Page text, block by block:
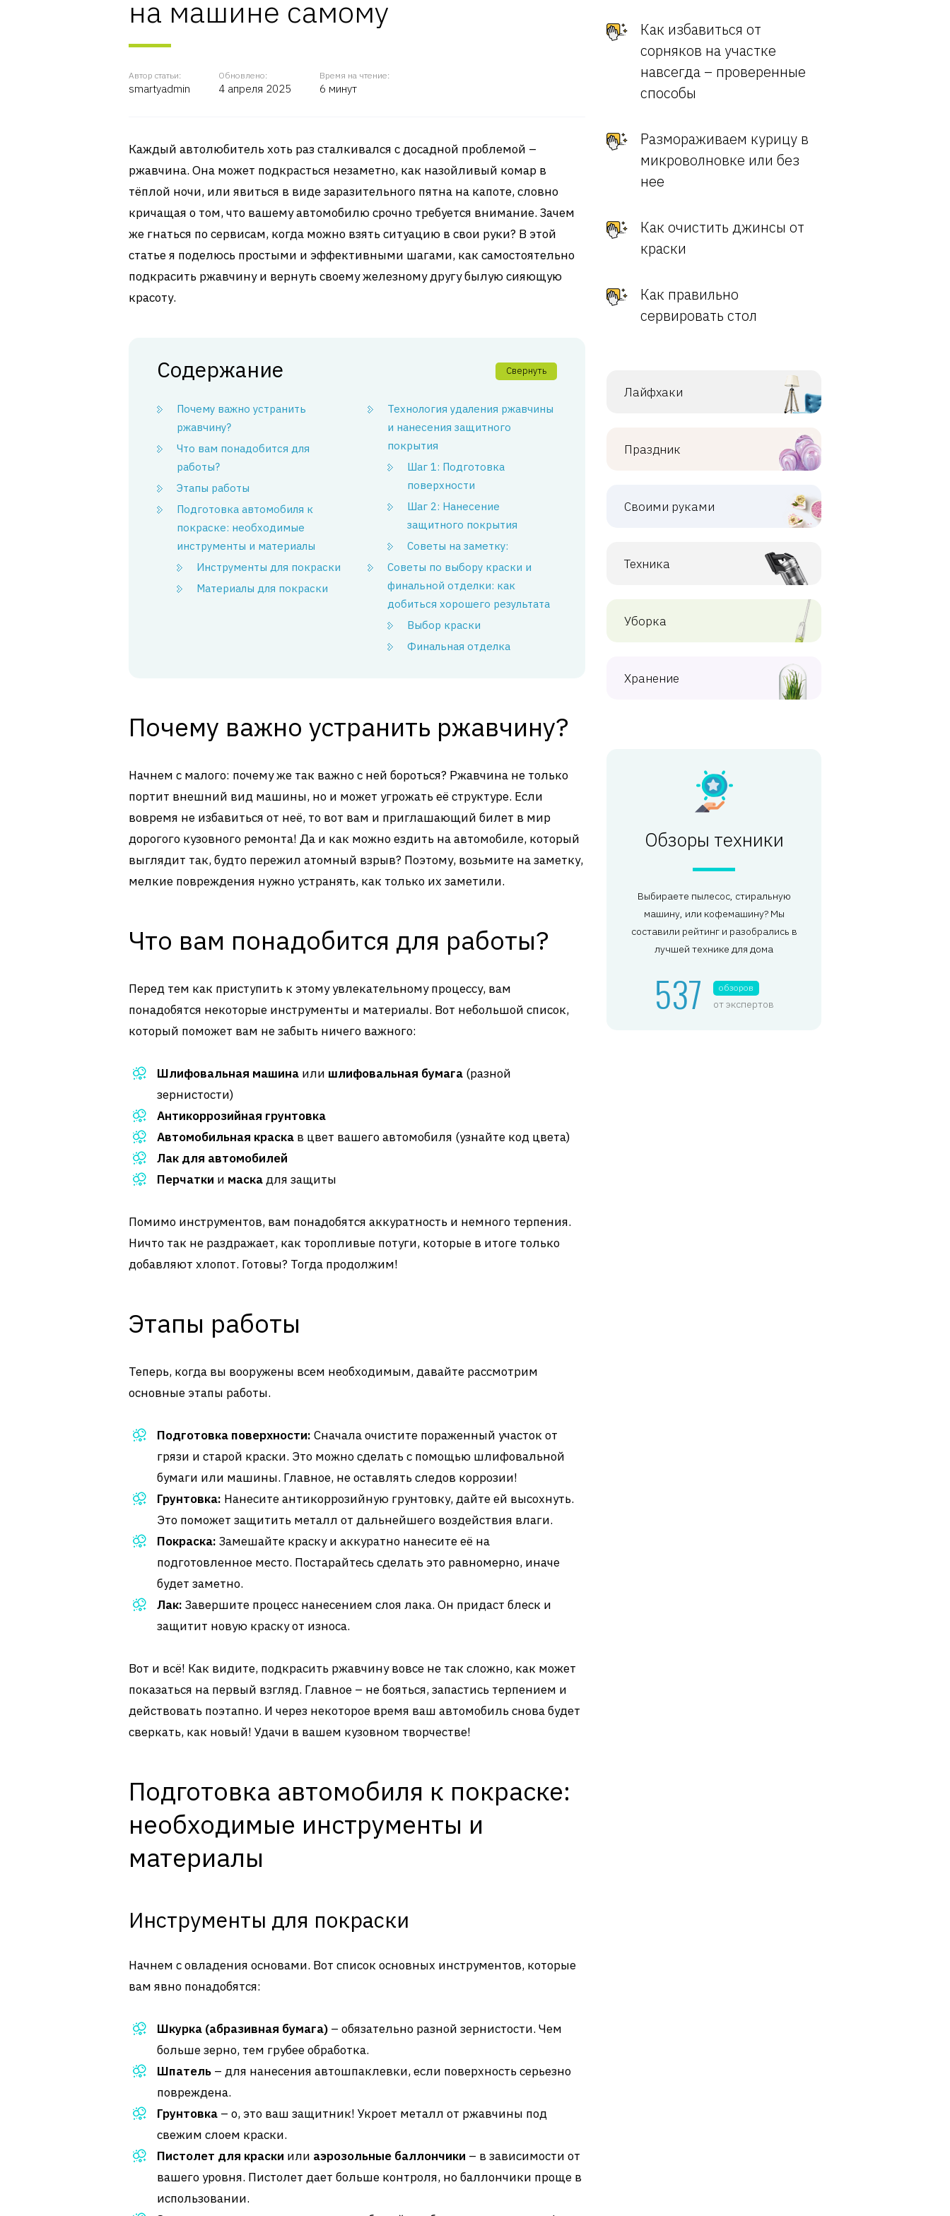
на машине самому
Автор статьи:
smartyadmin
Обновлено:
4 апреля 2025
Время на чтение:
6 минут
Каждый автолюбитель хоть раз сталкивался с досадной проблемой –
ржавчина. Она может подкрасться незаметно, как назойливый комар в
тёплой ночи, или явиться в виде заразительного пятна на капоте, словно
кричащая о том, что вашему автомобилю срочно требуется внимание. Зачем
же гнаться по сервисам, когда можно взять ситуацию в свои руки? В этой
статье я поделюсь простыми и эффективными шагами, как самостоятельно
подкрасить ржавчину и вернуть своему железному другу былую сияющую
красоту.
Содержание Свернуть
Почему важно устранить
ржавчину?
Что вам понадобится для
работы?
Этапы работы
Подготовка автомобиля к
покраске: необходимые
инструменты и материалы
Инструменты для покраски
Материалы для покраски
Технология удаления ржавчины
и нанесения защитного
покрытия
Шаг 1: Подготовка
поверхности
Шаг 2: Нанесение
защитного покрытия
Советы на заметку:
Советы по выбору краски и
финальной отделки: как
добиться хорошего результата
Выбор краски
Финальная отделка
Почему важно устранить ржавчину?
Начнем с малого: почему же так важно с ней бороться? Ржавчина не только
портит внешний вид машины, но и может угрожать её структуре. Если
вовремя не избавиться от неё, то вот вам и приглашающий билет в мир
дорогого кузовного ремонта! Да и как можно ездить на автомобиле, который
выглядит так, будто пережил атомный взрыв? Поэтому, возьмите на заметку,
мелкие повреждения нужно устранять, как только их заметили.
Что вам понадобится для работы?
Перед тем как приступить к этому увлекательному процессу, вам
понадобятся некоторые инструменты и материалы. Вот небольшой список,
который поможет вам не забыть ничего важного:
Шлифовальная машина или шлифовальная бумага (разной
зернистости)
Антикоррозийная грунтовка
Автомобильная краска в цвет вашего автомобиля (узнайте код цвета)
Лак для автомобилей
Перчатки и маскадля защиты
Помимо инструментов, вам понадобятся аккуратность и немного терпения.
Ничто так не раздражает, как торопливые потуги, которые в итоге только
добавляют хлопот. Готовы? Тогда продолжим!
Этапы работы
Теперь, когда вы вооружены всем необходимым, давайте рассмотрим
основные этапы работы.
Подготовка поверхности: Сначала очистите пораженный участок от
грязи и старой краски. Это можно сделать с помощью шлифовальной
бумаги или машины. Главное, не оставлять следов коррозии!
Грунтовка: Нанесите антикоррозийную грунтовку, дайте ей высохнуть.
Это поможет защитить металл от дальнейшего воздействия влаги.
Покраска: Замешайте краску и аккуратно нанесите её на
подготовленное место. Постарайтесь сделать это равномерно, иначе
будет заметно.
Лак: Завершите процесс нанесением слоя лака. Он придаст блеск и
защитит новую краску от износа.
Вот и всё! Как видите, подкрасить ржавчину вовсе не так сложно, как может
показаться на первый взгляд. Главное – не бояться, запастись терпением и
действовать поэтапно. И через некоторое время ваш автомобиль снова будет
сверкать, как новый! Удачи в вашем кузовном творчестве!
Подготовка автомобиля к покраске:
необходимые инструменты и
материалы
Инструменты для покраски
Начнем с овладения основами. Вот список основных инструментов, которые
вам явно понадобятся:
Шкурка (абразивная бумага) – обязательно разной зернистости. Чем
больше зерно, тем грубее обработка.
Шпатель – для нанесения автошпаклевки, если поверхность серьезно
повреждена.
Грунтовка – о, это ваш защитник! Укроет металл от ржавчины под
свежим слоем краски.
Пистолет для краски или аэрозольные баллончики – в зависимости от
вашего уровня. Пистолет дает больше контроля, но баллончики проще в
использовании.
Как избавиться от
сорняков на участке
навсегда – проверенные
способы
Размораживаем курицу в
микроволновке или без
нее
Как очистить джинсы от
краски
Как правильно
сервировать стол
Лайфхаки
Праздник
Своими руками
Техника
Уборка
Хранение
Обзоры техники
Выбираете пылесос, стиральную
машину, или кофемашину? Мы
составили рейтинг и разобрались в
лучшей технике для дома
537 обзоров
от экспертов